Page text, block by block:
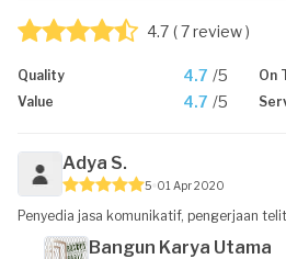
4.7 ( 7 review )
Quality 4.7 /5 On
Value 4.7 /5
Adya S.
5 01 Apr 2020
Penyedia jasa komunikatif, pengerjaan
Bangun Karya Utama